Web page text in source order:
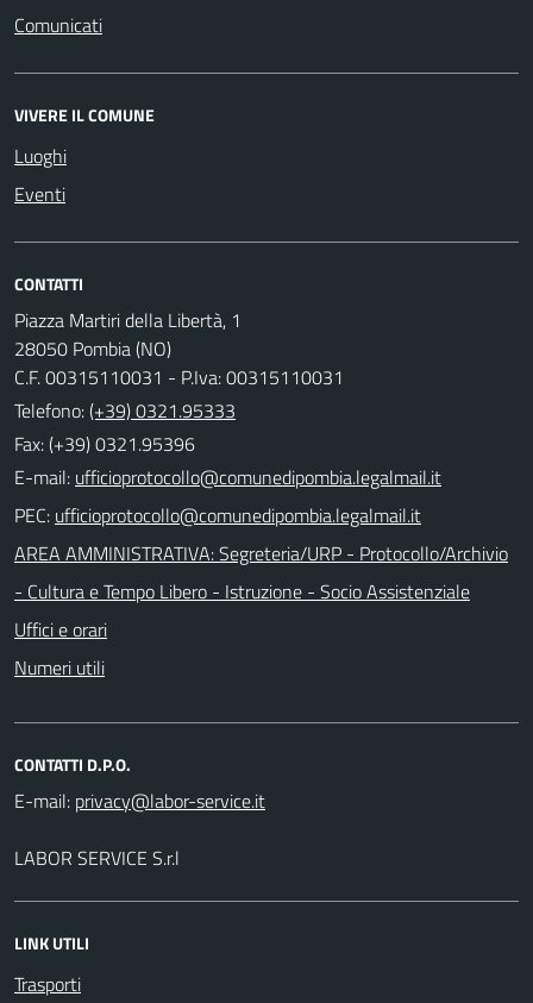
Comunicati
VIVERE IL COMUNE
Luoghi
Eventi
CONTATTI
Piazza Martiri della Libertà, 1
28050 Pombia (NO)
C.F. 00315110031 - P.Iva: 00315110031
Telefono:(+39) 0321.95333
Fax: (+39) 0321.95396
E-mail:
PEC:
AREA AMMINISTRATIVA: Segreteria/URP - Protocollo/Archivio
- Cultura e Tempo Libero - Istruzione - Socio Assistenziale
Uffici e orari
Numeri utili
CONTATTI D.P.O.
E-mail:
LABOR SERVICE S.r.l
LINK UTILI
Trasporti